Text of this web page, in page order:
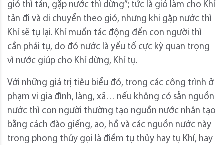
gió thì tán, gặp nước thì dừng”; tức là gió làm cho Khí
tản đi và di chuyển theo gió, nhưng khi gặp nước thì
Khí sẽ tụ lại. Khí muốn tác động đến con người thì
cần phải tụ, do đó nước là yếu tố cực kỳ quan trọng
vì nước giúp cho Khí dừng, Khí tụ.
Với những giá trị tiêu biểu đó, trong các công trình ở
phạm vi gia đình, làng, xã… nếu không có sẵn nguồn
nước thì con người thường tạo nguồn nước nhân tạo
bằng cách đào giếng, ao, hồ và các nguồn nước này
trong phong thủy gọi là điểm tụ thủy hay tụ Khí, hay